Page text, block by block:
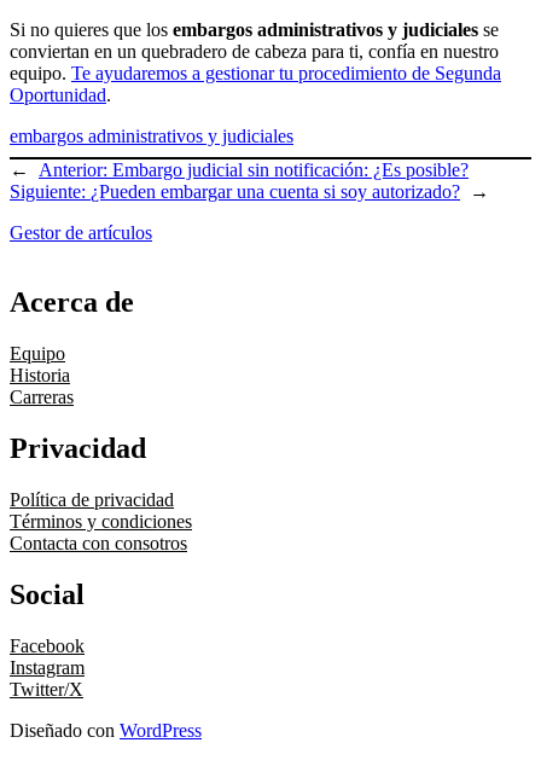
Si no quieres que los embargos administrativos y judiciales se
conviertan en un quebradero de cabeza para ti, confía en nuestro
equipo. Te ayudaremos a gestionar tu procedimiento de Segunda
Oportunidad.
embargos administrativos y judiciales
←
Anterior: Embargo judicial sin notificación: ¿Es posible?
Siguiente: ¿Pueden embargar una cuenta si soy autorizado?
→
Gestor de artículos
Acerca de
Equipo
Historia
Carreras
Privacidad
Política de privacidad
Términos y condiciones
Contacta con consotros
Social
Facebook
Instagram
Twitter/X
Diseñado con WordPress